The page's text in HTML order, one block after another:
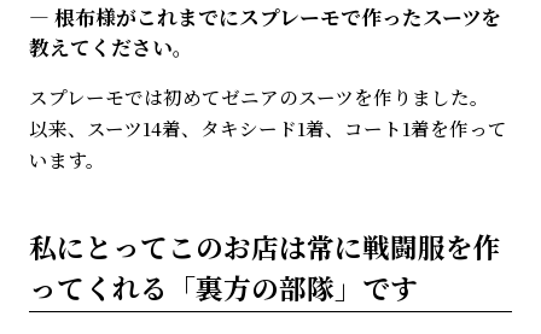
根布様がこれまでにスプレーモで作ったスーツを
教えてください。
スプレーモでは初めてゼニアのスーツを作りました。
以来、スーツ14着、タキシード1着、コート1着を作って
います。
私にとってこのお店は常に戦闘服を作
ってくれる 「裏方の部隊」です